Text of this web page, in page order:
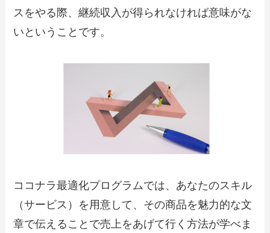
スをやる際、継続収入が得られなければ意味がな
いということです。
ココナラ最適化プログラムでは、あなたのスキル
（サービス）を用意して、その商品を魅力的な文
章で伝えることで売上をあげて行く方法が学べま